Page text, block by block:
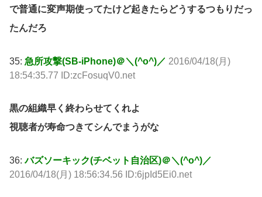
で普通に変声期使ってたけど起きたらどうするつもりだっ
たんだろ
35: 急所攻撃(SB-iPhone)＠＼(^o^)／ 2016/04/18(月)
18:54:35.77 ID:zcFosuqV0.net
黒の組織早く終わらせてくれよ
視聴者が寿命つきてシんでまうがな
36:バズソーキック(チベット自治区)＠＼(^o^)／
2016/04/18(月) 18:56:34.56 ID:6jpId5Ei0.net